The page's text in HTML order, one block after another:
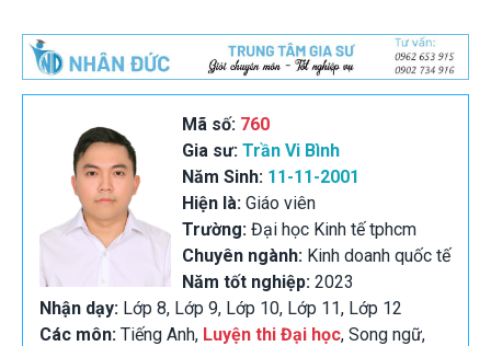
Mã số: 760
Gia sư:Trần Vi Bình
Năm Sinh: 11-11-2001
Hiện là:Giáo viên
Trường:Đại học Kinh tế tphcm
Chuyên ngành: Kinh doanh quốc tế
Năm tốt nghiệp:2023
Nhận dạy: Lớp 8, Lớp 9, Lớp 10, Lớp 11, Lớp 12
Các môn: Tiếng Anh, Luyện thi Đại học, Song ngữ,